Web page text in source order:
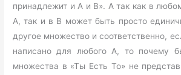
принадлежит и А и В». А так как в
А, так и в В может быть просто
другое множество и соответственно,
написано для любого А, то почему
множества в «Ты Есть То» не